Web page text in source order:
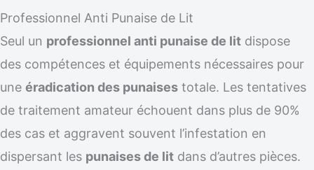
Professionnel Anti Punaise de Lit
Seul un professionnel anti punaise de lit dispose
des compétences et équipements nécessaires pour
une éradication des punaises totale. Les tentatives
de traitement amateur échouent dans plus de 90%
des cas et aggravent souvent l’infestation en
dispersant les punaises de lit dans d’autres pièces.